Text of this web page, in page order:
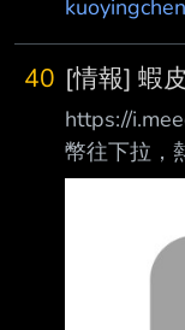
得$30儲值
iPASS
通綠點回饋
注意事項：
kuoyingchen
40 [情報] 蝦
https://
幣往下拉，
超市，要花
https://
券，雙券
用券的統